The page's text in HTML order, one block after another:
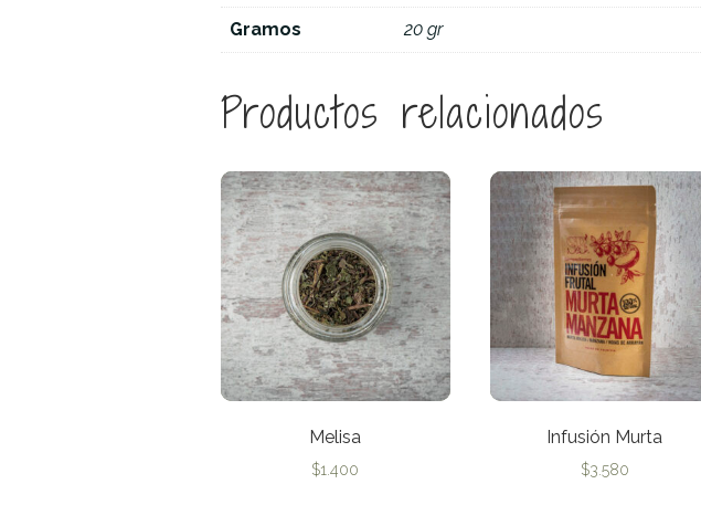
Gramos 20 gr
Productos relacionados
Melisa
$1.400
Infusión Murta
$3.580